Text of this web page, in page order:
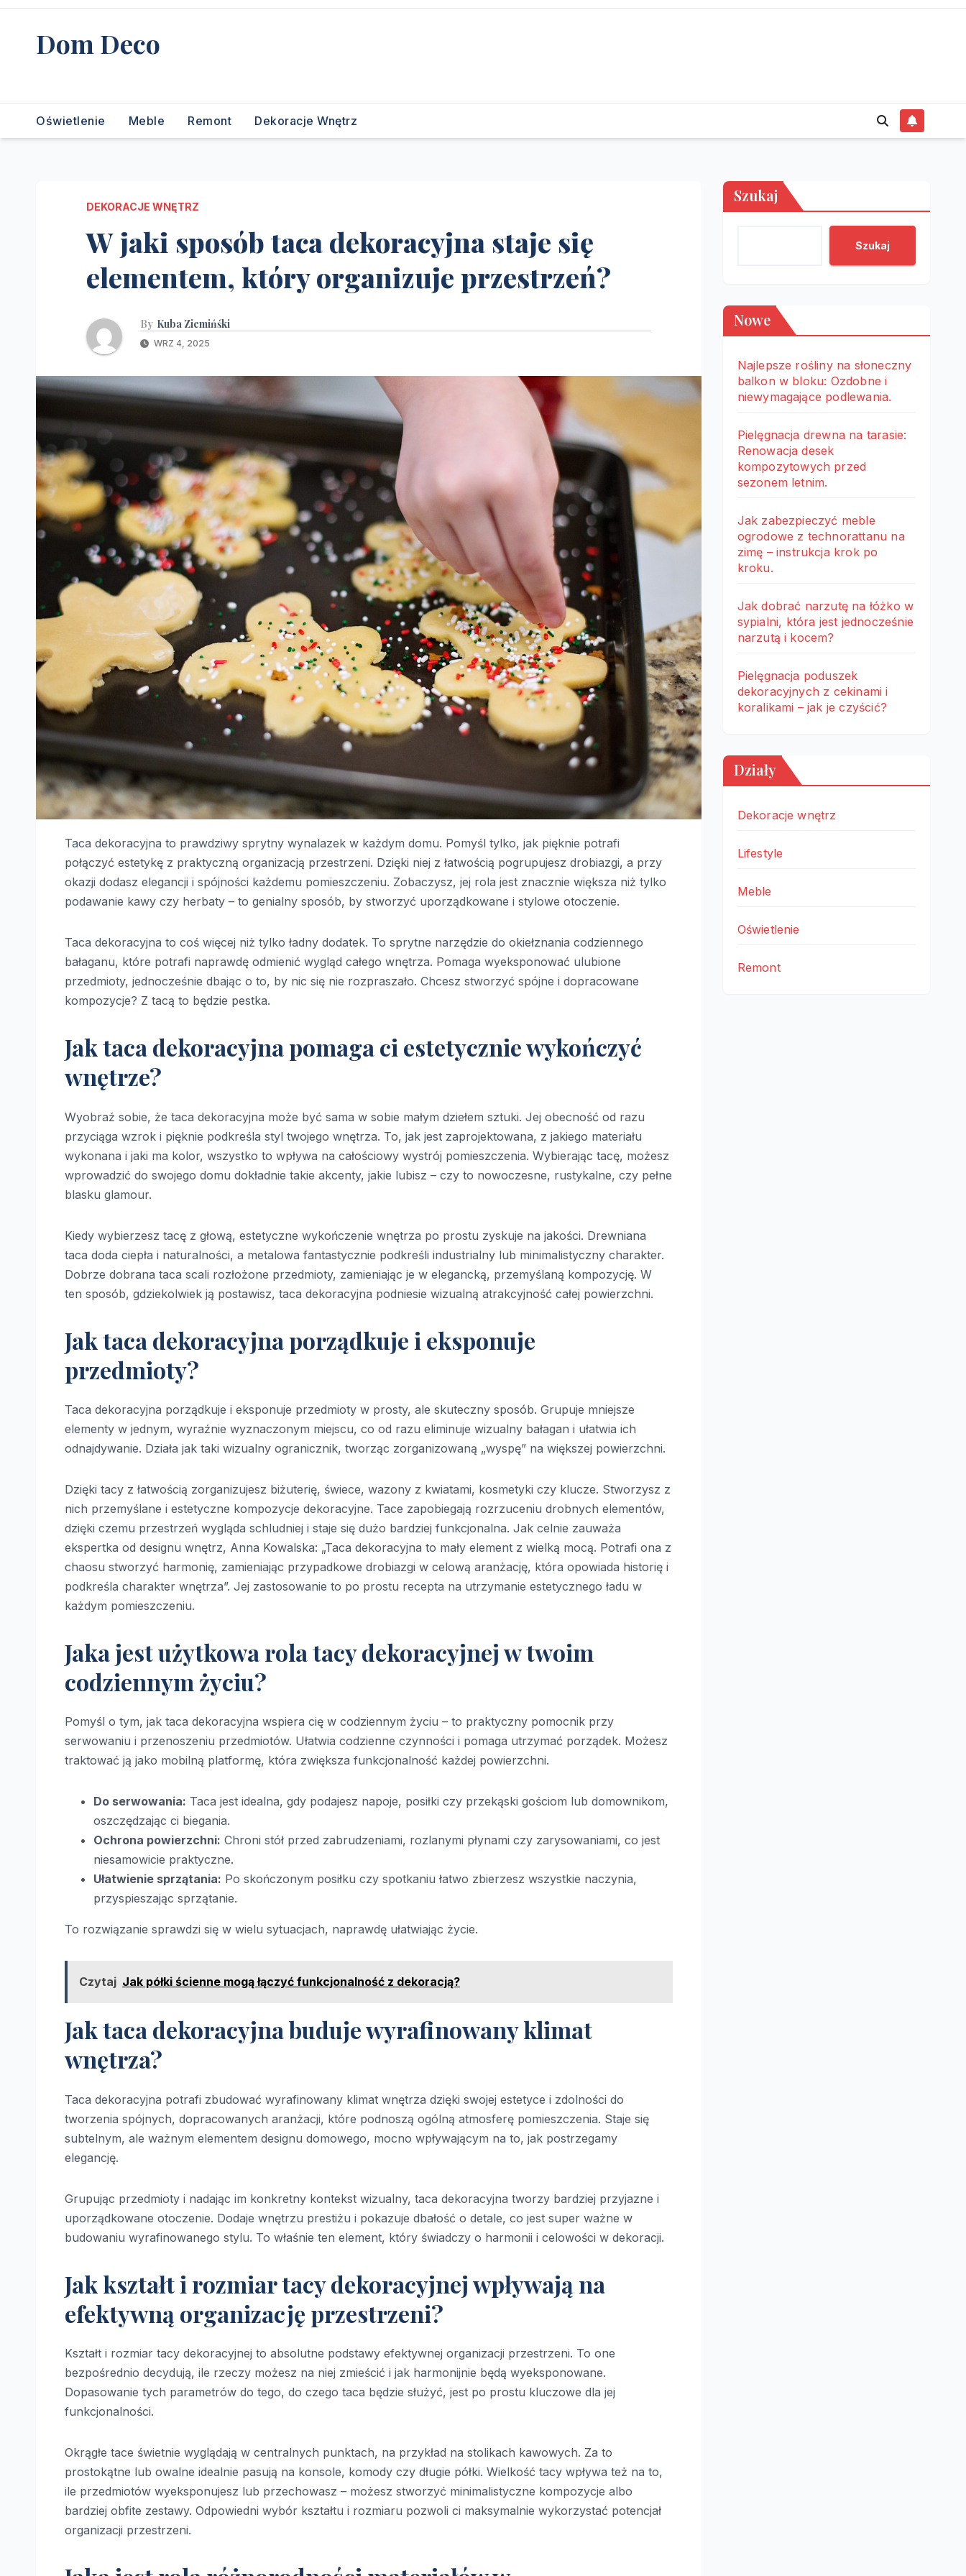
Skip
contentDom Deco
Oświetlenie Meble Remont Dekoracje Wnętrz
DEKORACJE WNĘTRZ
W jaki sposób taca dekoracyjna staje się
elementem, który organizuje przestrzeń?
By Kuba Ziemińśki
WRZ 4, 2025
Taca dekoracyjna to prawdziwy sprytny wynalazek w każdym domu. Pomyśl tylko, jak pięknie potrafi
połączyć estetykę z praktyczną organizacją przestrzeni. Dzięki niej z łatwością pogrupujesz drobiazgi, a przy
okazji dodasz elegancji i spójności każdemu pomieszczeniu. Zobaczysz, jej rola jest znacznie większa niż tylko
podawanie kawy czy herbaty – to genialny sposób, by stworzyć uporządkowane i stylowe otoczenie.
Taca dekoracyjna to coś więcej niż tylko ładny dodatek. To sprytne narzędzie do okiełznania codziennego
bałaganu, które potrafi naprawdę odmienić wygląd całego wnętrza. Pomaga wyeksponować ulubione
przedmioty, jednocześnie dbając o to, by nic się nie rozpraszało. Chcesz stworzyć spójne i dopracowane
kompozycje? Z tacą to będzie pestka.
Jak taca dekoracyjna pomaga ci estetycznie wykończyć
wnętrze?
Wyobraź sobie, że taca dekoracyjna może być sama w sobie małym dziełem sztuki. Jej obecność od razu
przyciąga wzrok i pięknie podkreśla styl twojego wnętrza. To, jak jest zaprojektowana, z jakiego materiału
wykonana i jaki ma kolor, wszystko to wpływa na całościowy wystrój pomieszczenia. Wybierając tacę, możesz
wprowadzić do swojego domu dokładnie takie akcenty, jakie lubisz – czy to nowoczesne, rustykalne, czy pełne
blasku glamour.
Kiedy wybierzesz tacę z głową, estetyczne wykończenie wnętrza po prostu zyskuje na jakości. Drewniana
taca doda ciepła i naturalności, a metalowa fantastycznie podkreśli industrialny lub minimalistyczny charakter.
Dobrze dobrana taca scali rozłożone przedmioty, zamieniając je w elegancką, przemyślaną kompozycję. W
ten sposób, gdziekolwiek ją postawisz, taca dekoracyjna podniesie wizualną atrakcyjność całej powierzchni.
Jak taca dekoracyjna porządkuje i eksponuje
przedmioty?
Taca dekoracyjna porządkuje i eksponuje przedmioty w prosty, ale skuteczny sposób. Grupuje mniejsze
elementy w jednym, wyraźnie wyznaczonym miejscu, co od razu eliminuje wizualny bałagan i ułatwia ich
odnajdywanie. Działa jak taki wizualny ogranicznik, tworząc zorganizowaną „wyspę” na większej powierzchni.
Dzięki tacy z łatwością zorganizujesz biżuterię, świece, wazony z kwiatami, kosmetyki czy klucze. Stworzysz z
nich przemyślane i estetyczne kompozycje dekoracyjne. Tace zapobiegają rozrzuceniu drobnych elementów,
dzięki czemu przestrzeń wygląda schludniej i staje się dużo bardziej funkcjonalna. Jak celnie zauważa
ekspertka od designu wnętrz, Anna Kowalska: „Taca dekoracyjna to mały element z wielką mocą. Potrafi ona z
chaosu stworzyć harmonię, zamieniając przypadkowe drobiazgi w celową aranżację, która opowiada historię i
podkreśla charakter wnętrza”. Jej zastosowanie to po prostu recepta na utrzymanie estetycznego ładu w
każdym pomieszczeniu.
Jaka jest użytkowa rola tacy dekoracyjnej w twoim
codziennym życiu?
Pomyśl o tym, jak taca dekoracyjna wspiera cię w codziennym życiu – to praktyczny pomocnik przy
serwowaniu i przenoszeniu przedmiotów. Ułatwia codzienne czynności i pomaga utrzymać porządek. Możesz
traktować ją jako mobilną platformę, która zwiększa funkcjonalność każdej powierzchni.
Do serwowania: Taca jest idealna, gdy podajesz napoje, posiłki czy przekąski gościom lub domownikom,
oszczędzając ci biegania.
Ochrona powierzchni: Chroni stół przed zabrudzeniami, rozlanymi płynami czy zarysowaniami, co jest
niesamowicie praktyczne.
Ułatwienie sprzątania: Po skończonym posiłku czy spotkaniu łatwo zbierzesz wszystkie naczynia,
przyspieszając sprzątanie.
To rozwiązanie sprawdzi się w wielu sytuacjach, naprawdę ułatwiając życie.
Czytaj Jak półki ścienne mogą łączyć funkcjonalność z dekoracją?
Jak taca dekoracyjna buduje wyrafinowany klimat
wnętrza?
Taca dekoracyjna potrafi zbudować wyrafinowany klimat wnętrza dzięki swojej estetyce i zdolności do
tworzenia spójnych, dopracowanych aranżacji, które podnoszą ogólną atmosferę pomieszczenia. Staje się
subtelnym, ale ważnym elementem designu domowego, mocno wpływającym na to, jak postrzegamy
elegancję.
Grupując przedmioty i nadając im konkretny kontekst wizualny, taca dekoracyjna tworzy bardziej przyjazne i
uporządkowane otoczenie. Dodaje wnętrzu prestiżu i pokazuje dbałość o detale, co jest super ważne w
budowaniu wyrafinowanego stylu. To właśnie ten element, który świadczy o harmonii i celowości w dekoracji.
Jak kształt i rozmiar tacy dekoracyjnej wpływają na
efektywną organizację przestrzeni?
Kształt i rozmiar tacy dekoracyjnej to absolutne podstawy efektywnej organizacji przestrzeni. To one
bezpośrednio decydują, ile rzeczy możesz na niej zmieścić i jak harmonijnie będą wyeksponowane.
Dopasowanie tych parametrów do tego, do czego taca będzie służyć, jest po prostu kluczowe dla jej
funkcjonalności.
Okrągłe tace świetnie wyglądają w centralnych punktach, na przykład na stolikach kawowych. Za to
prostokątne lub owalne idealnie pasują na konsole, komody czy długie półki. Wielkość tacy wpływa też na to,
ile przedmiotów wyeksponujesz lub przechowasz – możesz stworzyć minimalistyczne kompozycje albo
bardziej obfite zestawy. Odpowiedni wybór kształtu i rozmiaru pozwoli ci maksymalnie wykorzystać potencjał
organizacji przestrzeni.
Szukaj
Szukaj
Nowe
Najlepsze rośliny na słoneczny
balkon w bloku: Ozdobne i
niewymagające podlewania.
Pielęgnacja drewna na tarasie:
Renowacja desek
kompozytowych przed
sezonem letnim.
Jak zabezpieczyć meble
ogrodowe z technorattanu na
zimę – instrukcja krok po
kroku.
Jak dobrać narzutę na łóżko w
sypialni, która jest jednocześnie
narzutą i kocem?
Pielęgnacja poduszek
dekoracyjnych z cekinami i
koralikami – jak je czyścić?
Działy
Dekoracje wnętrz
Lifestyle
Meble
Oświetlenie
Remont